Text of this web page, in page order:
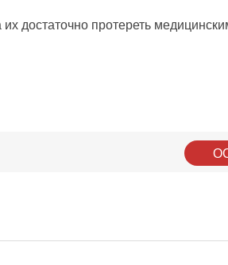
достаточно протереть